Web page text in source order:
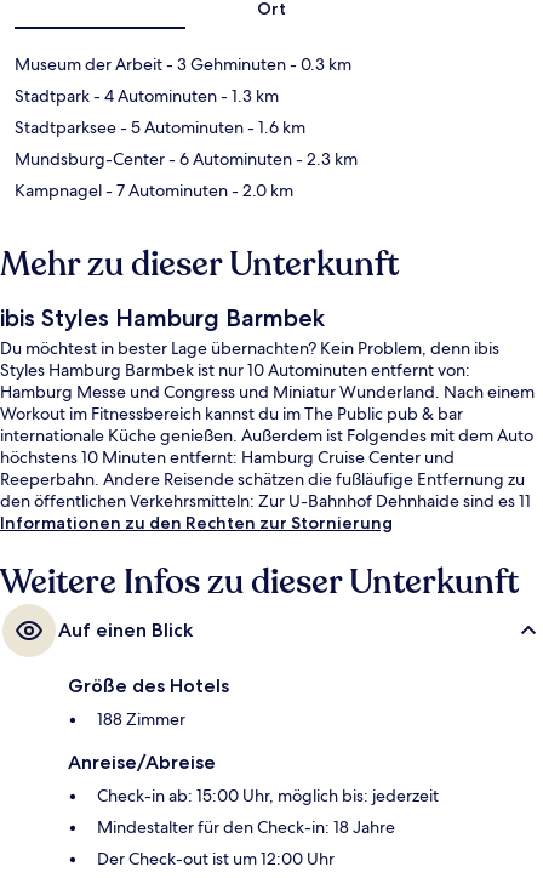
Ort
Museum der Arbeit- 3 Gehminuten- 0.3 km
Stadtpark- 4 Autominuten- 1.3 km
Stadtparksee- 5 Autominuten- 1.6 km
Mundsburg-Center- 6 Autominuten- 2.3 km
Kampnagel- 7 Autominuten- 2.0 km
Mehr zu dieser Unterkunft
ibis Styles Hamburg Barmbek
Du möchtest in bester Lage übernachten? Kein Problem, denn ibis
Styles Hamburg Barmbek ist nur 10 Autominuten entfernt von:
Hamburg Messe und Congress und Miniatur Wunderland. Nach einem
Workout im Fitnessbereich kannst du im The Public pub & bar
internationale Küche genießen. Außerdem ist Folgendes mit dem Auto
höchstens 10 Minuten entfernt: Hamburg Cruise Center und
Reeperbahn. Andere Reisende schätzen die fußläufige Entfernung zu
den öffentlichen Verkehrsmitteln: Zur U-Bahnhof Dehnhaide sind es 11
und zur U-Bahnhof Saarlandstraße sind es 14 Gehminuten.
Informationen zu den Rechten zur Stornierung
Weitere Infos zu dieser Unterkunft
Auf einen Blick
Größe des Hotels
188 Zimmer
Anreise/Abreise
Check-in ab: 15:00 Uhr, möglich bis: jederzeit
Mindestalter für den Check-in: 18 Jahre
Der Check-out ist um 12:00 Uhr